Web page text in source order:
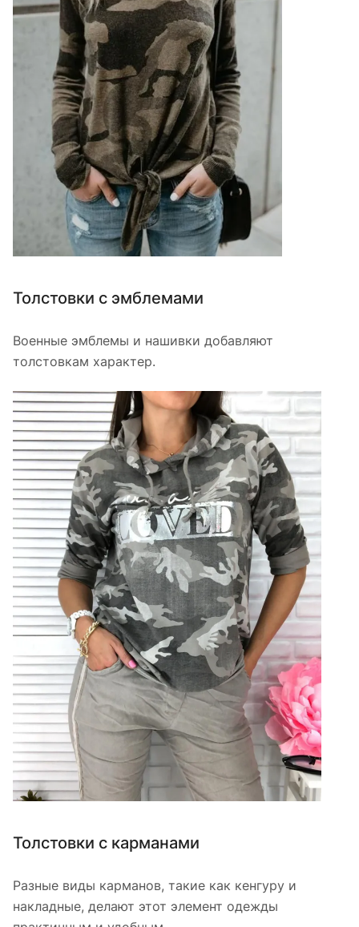
Толстовки с эмблемами
Военные эмблемы и нашивки добавляют
толстовкам характер.
Толстовки с карманами
Разные виды карманов, такие как кенгуру и
накладные, делают этот элемент одежды